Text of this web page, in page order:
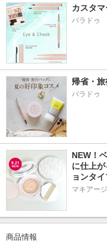
カスタ
パラドゥ
帰省・
パラドゥ
NEW！
に仕上
ョンタ
マキアー
商品情報